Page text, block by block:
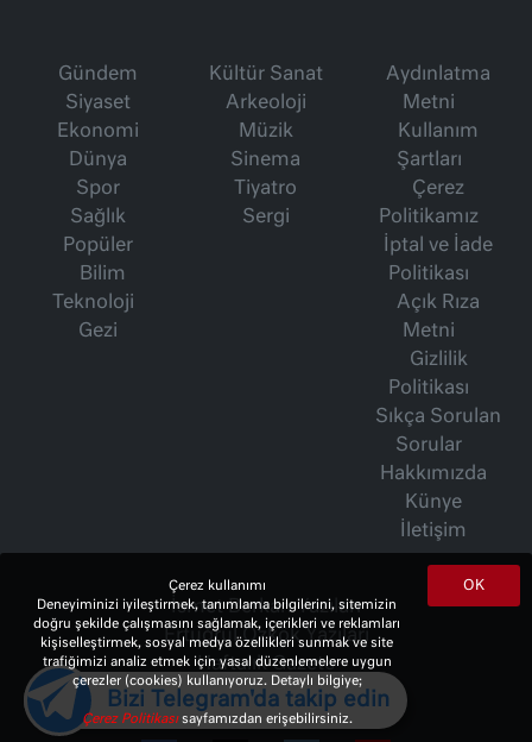
Gündem
Siyaset
Ekonomi
Dünya
Spor
Sağlık
Popüler
Bilim
Teknoloji
Gezi
Kültür Sanat
Arkeoloji
Müzik
Sinema
Tiyatro
Sergi
Aydınlatma
Metni
Kullanım
Şartları
Çerez
Politikamız
İptal ve İade
Politikası
Açık Rıza
Metni
Gizlilik
Politikası
Sıkça Sorulan
Sorular
Hakkımızda
Künye
İletişim
İsmet Berkan Yazıları
Ertuğrul Özkök Yazıları
Haftalık Gazete
OK
Çerez kullanımı
Deneyiminizi iyileştirmek, tanımlama bilgilerini, sitemizin
doğru şekilde çalışmasını sağlamak, içerikleri ve reklamları
kişiselleştirmek, sosyal medya özellikleri sunmak ve site
trafiğimizi analiz etmek için yasal düzenlemelere uygun
çerezler (cookies) kullanıyoruz. Detaylı bilgiye;
Çerez Politikasısayfamızdan erişebilirsiniz.
Bizi Telegram'da takip edin